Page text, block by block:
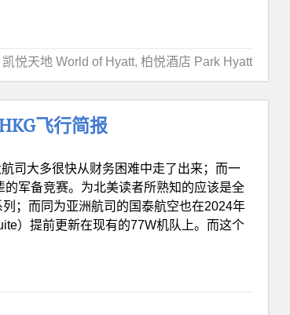
凯悦天地 World of Hyatt, 柏悦酒店 Park Hyatt
飞行简报
司大多很快从财务困难中走了出来；而一
军备竞赛。为北美读者所熟知的应该是全
；而同为亚洲航司的国泰航空也在2024年
）提前更新在现有的77W机队上。而这个